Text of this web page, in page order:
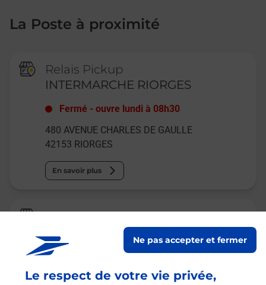
Le respect de votre vie privée,
Ne pas accepter et fermer
La Poste à proximité
Relais Pickup
INTERMARCHE RIORGES
Fermé -ouvre lundi à 08h30
480 AVENUE CHARLES DE GAULLE
42153 RIORGES
En savoir plus
Relais Pickup
BATTERIE MATERIEL 42
504 RUE MAURICE RAVEL